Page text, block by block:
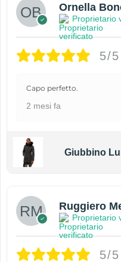
Ornella
Proprietario
5/5
Capo perfetto.
2 mesi fa
Giubbino
Ruggiero
Proprietario
5/5